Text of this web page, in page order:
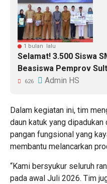
1 bulan lalu
Selamat! 3.500 Siswa
Beasiswa Pemprov
626 Admin HS
Dalam kegiatan ini, tim
daun katuk yang
pangan fungsional yang
membantu melancarkan
“Kami bersyukur seluruh
pada awal Juli 2026. Tim